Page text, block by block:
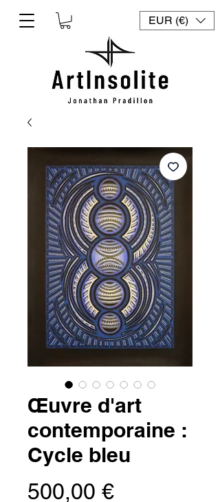
EUR (€)
Œuvre d'art
contemporaine :
Cycle bleu
500,00 €Prezzo